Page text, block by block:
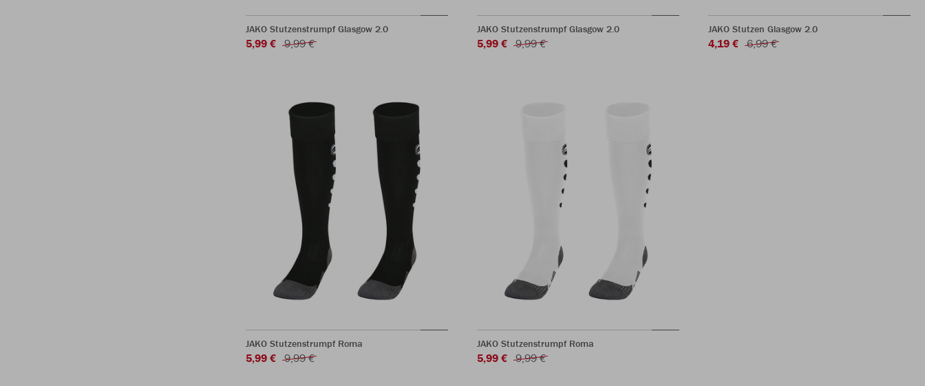
JAKO Stutzenstrumpf Glasgow 2.0
5,99 € 9,99 €
JAKO Stutzenstrumpf Glasgow 2.0
5,99 € 9,99 €
JAKO Stutzen Glasgow 2.0
4,19 € 6,99 €
JAKO Stutzenstrumpf Roma
5,99 € 9,99 €
JAKO Stutzenstrumpf Roma
5,99 € 9,99 €